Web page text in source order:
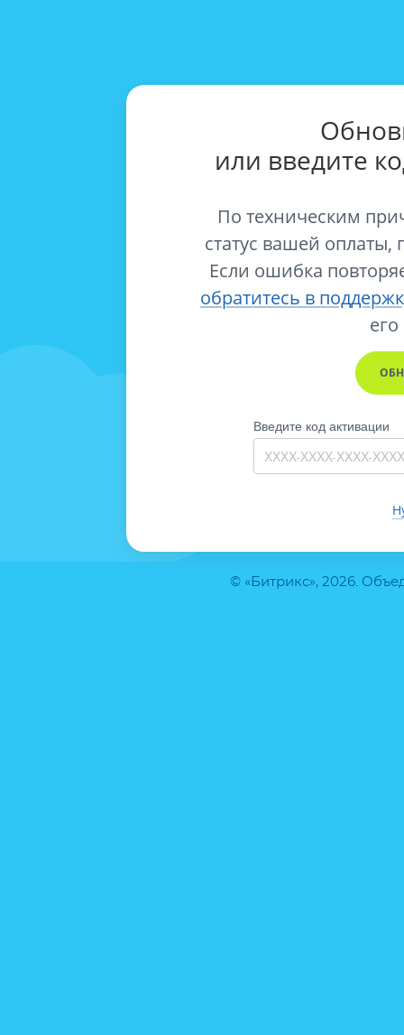
© «Битрикс», 2026.
или введите
По техническим
статус вашей оплаты,
Если ошибка
обратитесь в
его
Введите код активации